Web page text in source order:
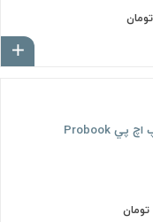
قاب کيبورد (C) لپ تاپ اچ پي Probook